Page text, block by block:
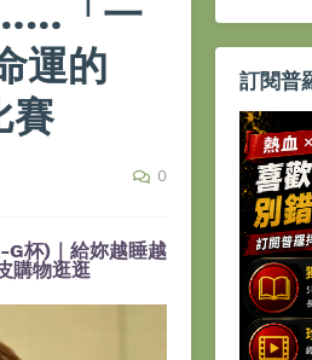
……「一
運的
賽
0
G杯)｜給妳越睡越
購物逛逛
訂閱普